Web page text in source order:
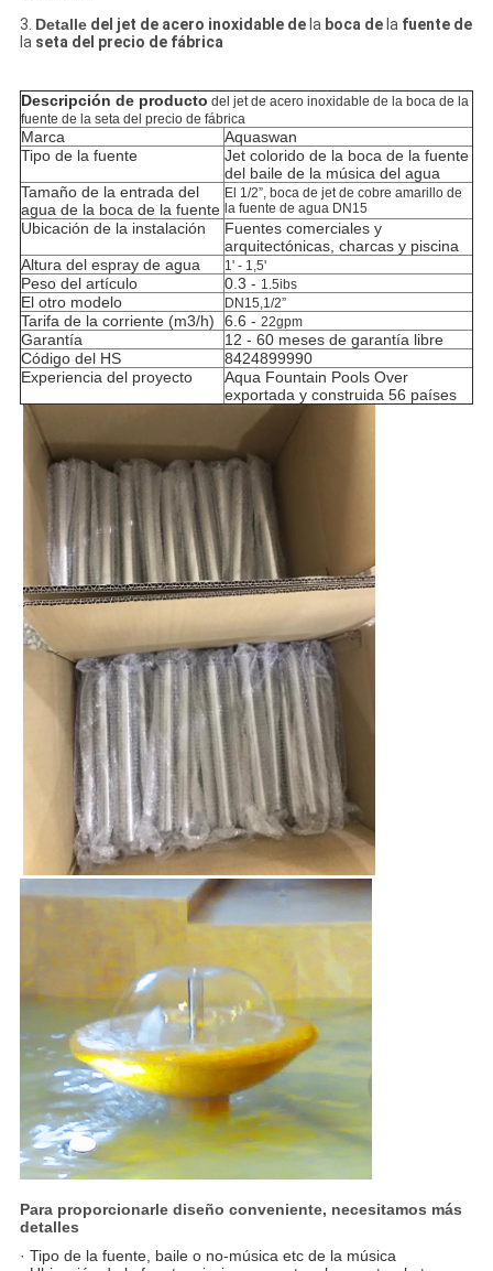
3. Detalledel jet de acero inoxidable dela boca dela fuente de
la seta del precio de fábrica
Descripción de producto del jet de acero inoxidable de la boca de la
fuente de la seta del precio de fábrica
Marca
Aquaswan
Tipo de la fuente
Jet colorido de la boca de la fuente
del baile de la música del agua
Tamaño de la entrada del
agua de la boca de la fuente
El 1/2”, bocade jet de cobre amarillo de
la fuente de aguaDN15
Ubicación de la instalación
Fuentes comerciales y
arquitectónicas, charcas y piscina
Altura del espray de agua
1' - 1,5'
Peso del artículo 0.3 - 1.5ibs
El otro modelo DN15,1/2”
Tarifa de la corriente (m3/h) 6.6 - 22gpm
Garantía
12 - 60 meses de garantía libre
Código del HS
8424899990
Experiencia del proyecto
Aqua Fountain Pools Over
exportada y construida 56 países
Para proporcionarle diseño conveniente, necesitamos más
detalles
· Tipo de la fuente, baile o no-música etc de la música